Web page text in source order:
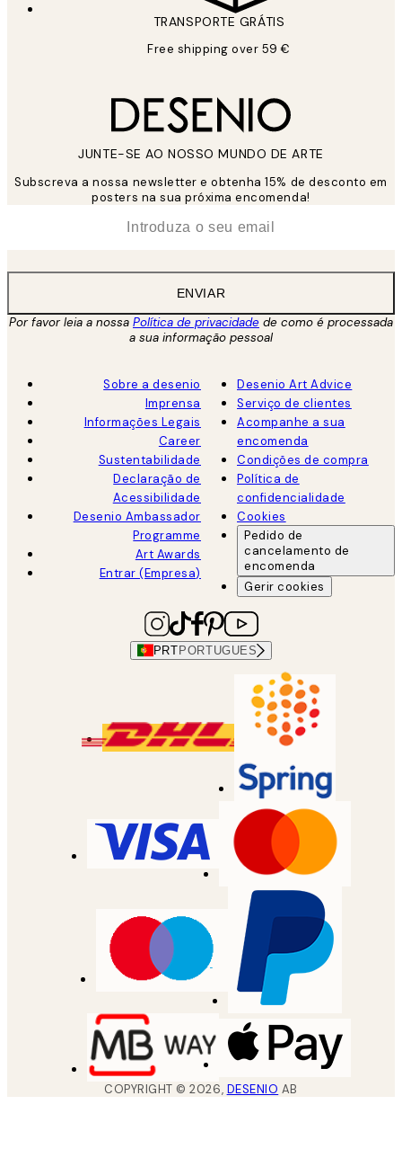
TRANSPORTE GRÁTIS
Free shipping over 59 €
JUNTE-SE AO NOSSO MUNDO DE ARTE
Subscreva a nossa newsletter e obtenha 15% de desconto em
posters na sua próxima encomenda!
ENVIAR
Por favor leia a nossa Política de privacidade de como é processada
a sua informação pessoal
Sobre a desenio
Imprensa
Informações Legais
Career
Sustentabilidade
Declaração de
Acessibilidade
Desenio Ambassador
Programme
Art Awards
Entrar (Empresa)
Desenio Art Advice
Serviço de clientes
Acompanhe a sua
encomenda
Condições de compra
Política de
confidencialidade
Cookies
Pedido de
cancelamento de
encomenda
Gerir cookies
PRT PORTUGUES
COPYRIGHT ©2026, DESENIO AB